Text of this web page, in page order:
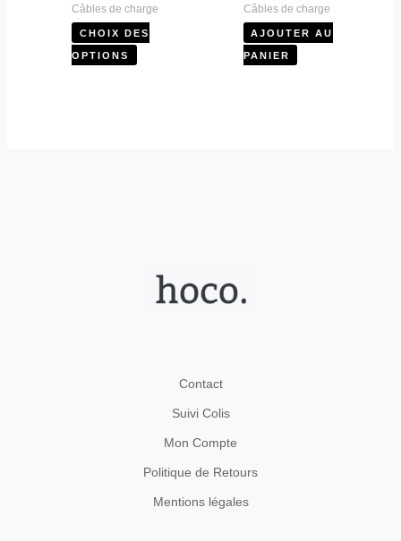
Câbles de charge
CHOIX DES
OPTIONS
produit
Câbles de charge
AJOUTER AU
PANIER
Contact
Suivi Colis
Mon Compte
Politique de Retours
Mentions légales